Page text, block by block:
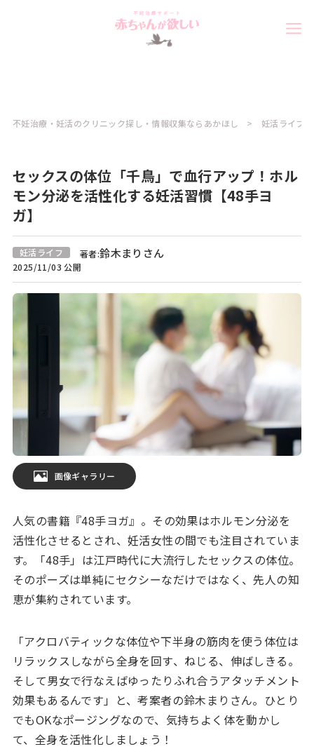
不妊治療・妊活のクリニック探し・情報収集ならあかほし 妊活ライフ
セックスの体位「千鳥」で血行アップ！ホル
モン分泌を活性化する妊活習慣【48手ヨ
ガ】
妊活ライフ 著者:鈴木まりさん
2025/11/03 公開
画像ギャラリー
人気の書籍『48手ヨガ』。その効果はホルモン分泌を
活性化させるとされ、妊活女性の間でも注目されていま
す。「48手」は江戸時代に大流行したセックスの体位。
そのポーズは単純にセクシーなだけではなく、先人の知
恵が集約されています。
「アクロバティックな体位や下半身の筋肉を使う体位は
リラックスしながら全身を回す、ねじる、伸ばしきる。
そして男女で行なえばゆったりふれ合うアタッチメント
効果もあるんです」と、考案者の鈴木まりさん。ひとり
でもOKなポージングなので、気持ちよく体を動かし
て、全身を活性化しましょう！